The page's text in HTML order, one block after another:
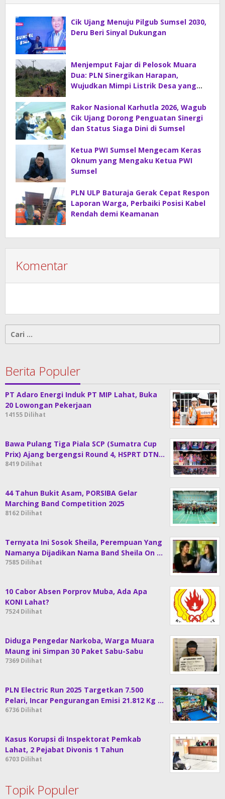
Cik Ujang Menuju Pilgub Sumsel 2030,
Deru Beri Sinyal Dukungan
Menjemput Fajar di Pelosok Muara
Dua: PLN Sinergikan Harapan,
Wujudkan Mimpi Listrik Desa yang
Rakor Nasional Karhutla 2026, Wagub
Cik Ujang Dorong Penguatan Sinergi
dan Status Siaga Dini di Sumsel
Ketua PWI Sumsel Mengecam Keras
Oknum yang Mengaku Ketua PWI
Sumsel
PLN ULP Baturaja Gerak Cepat Respon
Laporan Warga, Perbaiki Posisi Kabel
Rendah demi Keamanan
Komentar
Cari
Berita Populer
PT Adaro Energi Induk PT MIP Lahat, Buka
20 Lowongan Pekerjaan
14155 Dilihat
Bawa Pulang Tiga Piala SCP (Sumatra Cup
Prix) Ajang bergengsi Round 4, HSPRT DTN…
8419 Dilihat
44 Tahun Bukit Asam, PORSIBA Gelar
Marching Band Competition 2025
8162 Dilihat
Ternyata Ini Sosok Sheila, Perempuan Yang
Namanya Dijadikan Nama Band Sheila On …
7585 Dilihat
10 Cabor Absen Porprov Muba, Ada Apa
KONI Lahat?
7524 Dilihat
Diduga Pengedar Narkoba, Warga Muara
Maung ini Simpan 30 Paket Sabu-Sabu
7369 Dilihat
PLN Electric Run 2025 Targetkan 7.500
Pelari, Incar Pengurangan Emisi 21.812 Kg …
6736 Dilihat
Kasus Korupsi di Inspektorat Pemkab
Lahat, 2 Pejabat Divonis 1 Tahun
6703 Dilihat
Topik Populer